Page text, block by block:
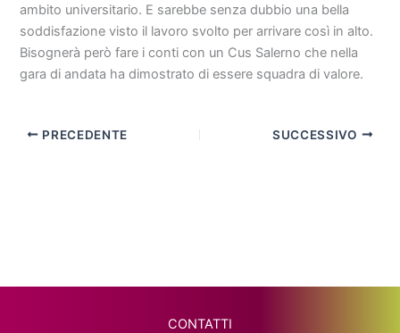
ambito universitario. E sarebbe senza dubbio una bella
soddisfazione visto il lavoro svolto per arrivare così in alto.
Bisognerà però fare i conti con un Cus Salerno che nella
gara di andata ha dimostrato di essere squadra di valore.
PRECEDENTE SUCCESSIVO
CONTATTI